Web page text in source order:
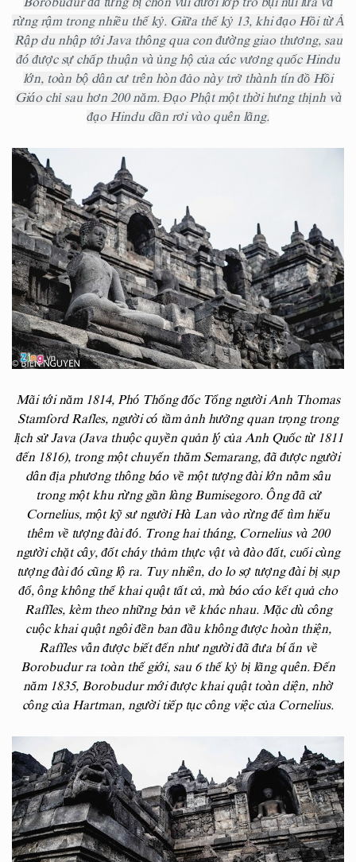
rừng rậm trong nhiều thế kỷ. Giữa thế kỷ 13, khi đạo Hồi từ Ả
Rập du nhập tới Java thông qua con đường giao thương, sau
đó được sự chấp thuận và ủng hộ của các vương quốc Hindu
lớn, toàn bộ dân cư trên hòn đảo này trở thành tín đồ Hồi
Giáo chỉ sau hơn 200 năm. Đạo Phật một thời hưng thịnh và
đạo Hindu dần rơi vào quên lãng.
Mãi tới năm 1814, Phó Thống đốc Tổng người Anh Thomas
Stamford Rafles, người có tầm ảnh hưởng quan trọng trong
lịch sử Java (Java thuộc quyền quản lý của Anh Quốc từ 1811
đến 1816), trong một chuyến thăm Semarang, đã được người
dân địa phương thông báo về một tượng đài lớn nằm sâu
trong một khu rừng gần làng Bumisegoro. Ông đã cử
Cornelius, một kỹ sư người Hà Lan vào rừng để tìm hiểu
thêm về tượng đài đó. Trong hai tháng, Cornelius và 200
người chặt cây, đốt cháy thảm thực vật và đào đất, cuối cùng
tượng đài đó cũng lộ ra. Tuy nhiên, do lo sợ tượng đài bị sụp
đổ, ông không thể khai quật tất cả, mà báo cáo kết quả cho
Raffles, kèm theo những bản vẽ khác nhau. Mặc dù công
cuộc khai quật ngôi đền ban đầu không được hoàn thiện,
Raffles vẫn được biết đến như người đã đưa bí ẩn về
Borobudur ra toàn thế giới, sau 6 thế kỷ bị lãng quên. Đến
năm 1835, Borobudur mới được khai quật toàn diện, nhờ
công của Hartman, người tiếp tục công việc của Cornelius.